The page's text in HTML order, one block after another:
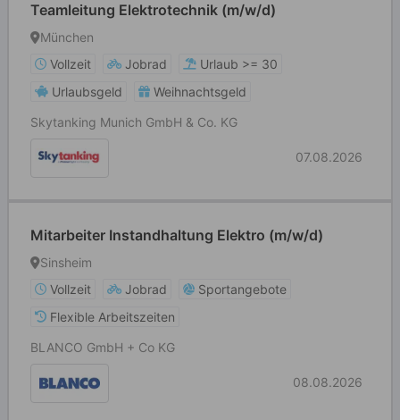
Teamleitung Elektrotechnik (m/w/d)
München
Vollzeit
Jobrad
Urlaub >= 30
Urlaubsgeld
Weihnachtsgeld
Skytanking Munich GmbH & Co. KG
07.08.2026
Mitarbeiter Instandhaltung Elektro (m/w/d)
Sinsheim
Vollzeit
Jobrad
Sportangebote
Flexible Arbeitszeiten
BLANCO GmbH + Co KG
08.08.2026